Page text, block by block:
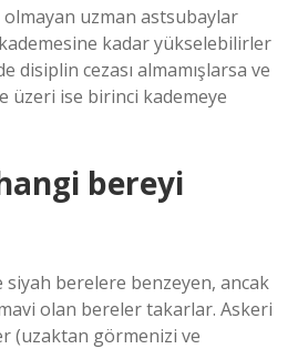
uzman astsubaylar
kademesine kadar yükselebilirler
disiplin cezası almamışlarsa ve
üzeri ise birinci kademeye
bereyi
siyah berelere benzeyen, ancak
olan bereler takarlar. Askeri
(uzaktan görmenizi ve